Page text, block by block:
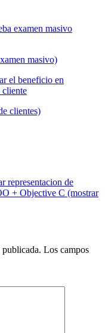
masivo)
clientes)
representacion de
+ Objective C (mostrar
Los campos